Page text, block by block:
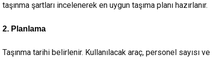
taşınma şartları incelenerek en uygun taşıma planı hazırlanır.
2. Planlama
Taşınma tarihi belirlenir. Kullanılacak araç, personel sayısı ve